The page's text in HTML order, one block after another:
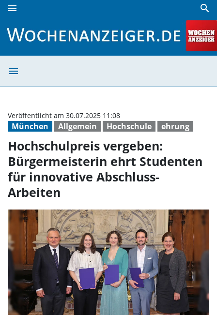
menu search
menu
München Allgemein Hochschule ehrung
Veröffentlicht am 30.07.2025 11:08
Hochschulpreis vergeben:
Bürgermeisterin ehrt Studenten
für innovative Abschluss-
Arbeiten